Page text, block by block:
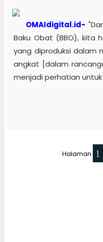
OMAIdigital.id-
Baku Obat (BBO), kita
yang diproduksi dalam
angkat [dalam
menjadi perhatian
Halaman 1